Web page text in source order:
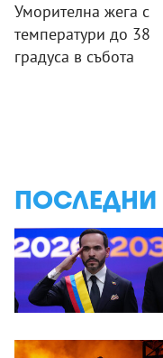
Уморителна жега с
температури до 38
градуса в събота
ПОСЛЕДНИ